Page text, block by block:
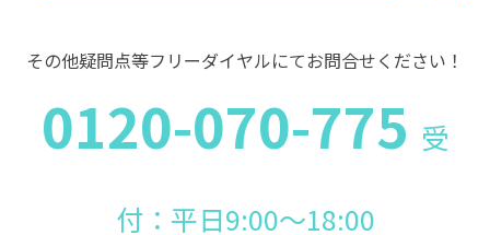
その他疑問点等フリーダイヤルにてお問合せください！
0120-070-775 受
付：平日9:00～18:00